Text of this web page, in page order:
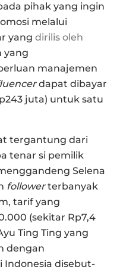
pihak yang ingin
melalui
yang dirilis oleh
yang
manajemen
dapat dibayar
juta) untuk satu
tergantung dari
tenar si pemilik
Selena
followerterbanyak
tarif yang
(sekitar Rp7,4
Ting Ting yang
dengan
disebut-